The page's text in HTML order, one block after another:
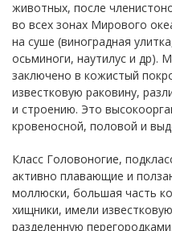
животных, после
во всех зонах Мирового
на суше (виноградная
осьминоги, наутилус и др).
заключено в кожистый
известковую раковину,
и строению. Это
кровеносной, половой и
Класс Головоногие,
активно плавающие и
моллюски, большая часть
хищники, имели
разделенную